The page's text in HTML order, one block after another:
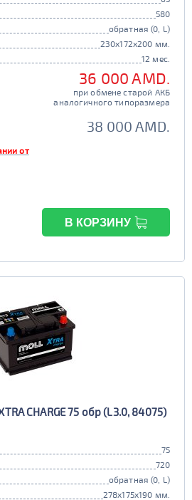
580
обратная (0, L)
230x172x200 мм.
12 мес.
36 000 AMD.
при обмене старой АКБ
аналогичного типоразмера
38 000 AMD.
от
В КОРЗИНУ
CHARGE 75 обр (L3.0, 84075)
75
720
обратная (0, L)
278x175x190 мм.